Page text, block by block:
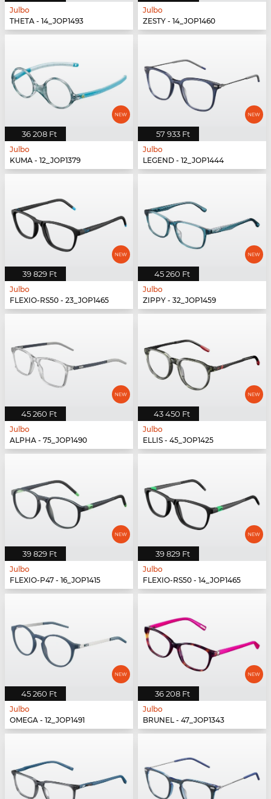
Julbo
THETA - 14_JOP1493
Julbo
ZESTY - 14_JOP1460
36 208 Ft
Julbo
KUMA - 12_JOP1379
57 933 Ft
Julbo
LEGEND - 12_JOP1444
39 829 Ft
Julbo
FLEXIO-RS50 - 23_JOP1465
45 260 Ft
Julbo
ZIPPY - 32_JOP1459
45 260 Ft
Julbo
ALPHA - 75_JOP1490
43 450 Ft
Julbo
ELLIS - 45_JOP1425
39 829 Ft
Julbo
FLEXIO-P47 - 16_JOP1415
39 829 Ft
Julbo
FLEXIO-RS50 - 14_JOP1465
45 260 Ft
Julbo
OMEGA - 12_JOP1491
36 208 Ft
Julbo
BRUNEL - 47_JOP1343